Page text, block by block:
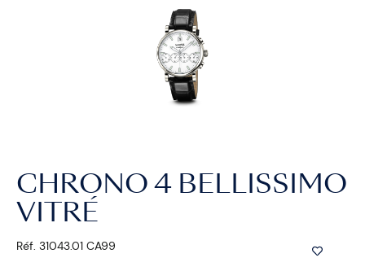
CHRONO 4 BELLISSIMO
VITRÉ
Réf. 31043.01 CA99